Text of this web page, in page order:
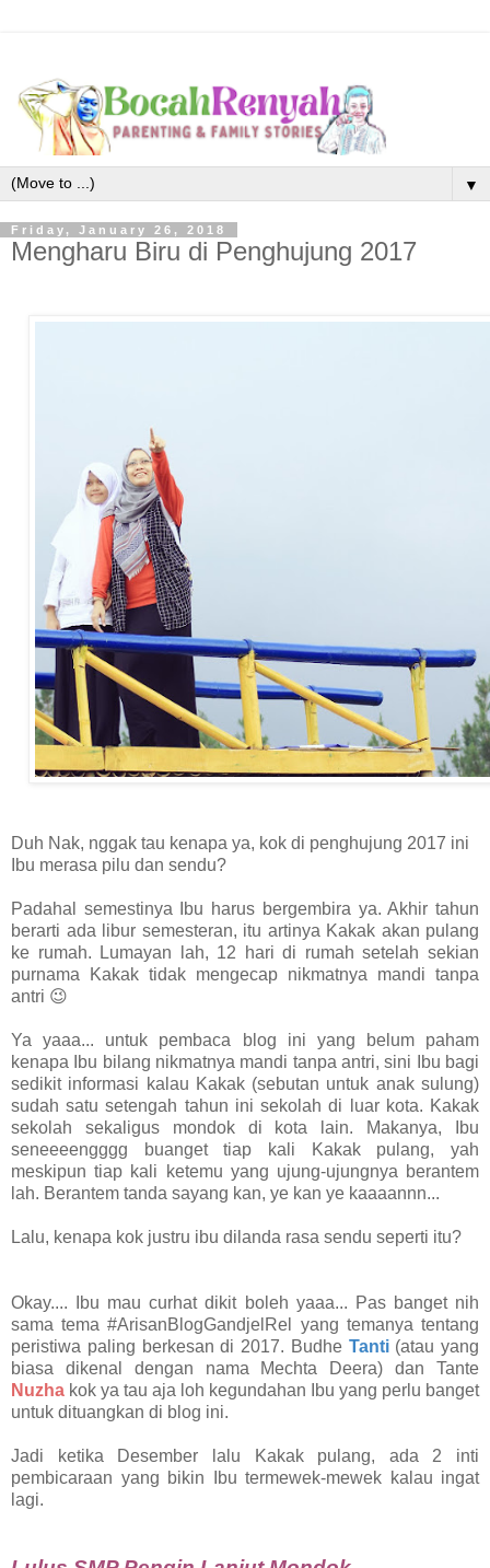
▼
Friday, January 26, 2018
Mengharu Biru di Penghujung 2017
Duh Nak, nggak tau kenapa ya, kok di penghujung 2017 ini
Ibu merasa pilu dan sendu?
Padahal semestinya Ibu harus bergembira ya. Akhir tahun
berarti ada libur semesteran, itu artinya Kakak akan pulang
ke rumah. Lumayan lah, 12 hari di rumah setelah sekian
purnama Kakak tidak mengecap nikmatnya mandi tanpa
antri 😉
Ya yaaa... untuk pembaca blog ini yang belum paham
kenapa Ibu bilang nikmatnya mandi tanpa antri, sini Ibu bagi
sedikit informasi kalau Kakak (sebutan untuk anak sulung)
sudah satu setengah tahun ini sekolah di luar kota. Kakak
sekolah sekaligus mondok di kota lain. Makanya, Ibu
seneeeengggg buanget tiap kali Kakak pulang, yah
meskipun tiap kali ketemu yang ujung-ujungnya berantem
lah. Berantem tanda sayang kan, ye kan ye kaaaannn...
Lalu, kenapa kok justru ibu dilanda rasa sendu seperti itu?
Okay.... Ibu mau curhat dikit boleh yaaa... Pas banget nih
sama tema #ArisanBlogGandjelRel yang temanya tentang
peristiwa paling berkesan di 2017. Budhe Tanti(atau yang
biasa dikenal dengan nama Mechta Deera) dan Tante
Nuzha kok ya tau aja loh kegundahan Ibu yang perlu banget
untuk dituangkan di blog ini.
Jadi ketika Desember lalu Kakak pulang, ada 2 inti
pembicaraan yang bikin Ibu termewek-mewek kalau ingat
lagi.